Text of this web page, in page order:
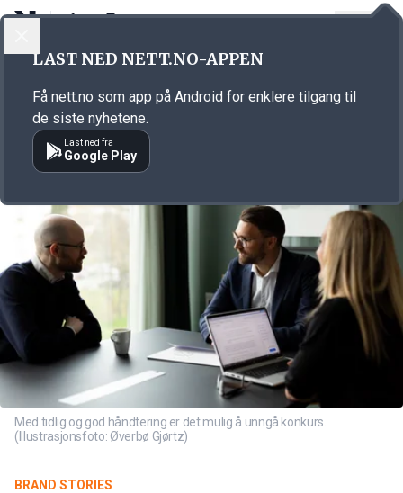
Annonsørinnhold
Annonsørinnhold
Med tidlig og god håndtering er det mulig å unngå konkurs.
(Illustrasjonsfoto: Øverbø Gjørtz)
BRAND STORIES
LAST NED NETT.NO-APPEN
Få nett.no som app på Android for enklere tilgang til
de siste nyhetene.
Last ned fra
Google Play